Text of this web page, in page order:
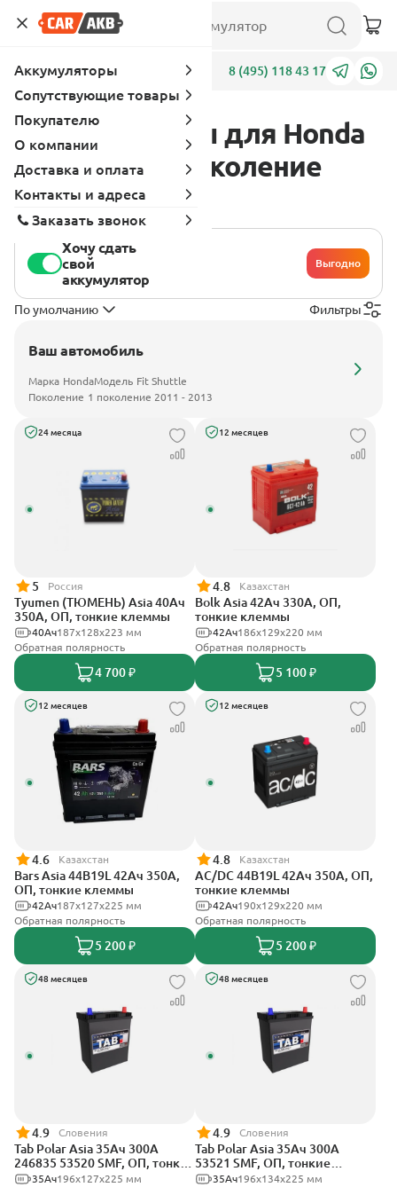
Адреса 8 (495) 118 43 17
Аккумуляторы для Honda
Fit Shuttle 1 поколение
2011 - 2013
Хочу сдать
свой
аккумулятор
Выгодно
По умолчанию Фильтры
Ваш автомобиль
Марка HondaМодель Fit Shuttle
Поколение 1 поколение 2011 - 2013
24 месяца
5 Россия
Tyumen (ТЮМЕНЬ) Asia 40Ач
350А, ОП, тонкие клеммы
187х128х223 мм
40Ач
Обратная полярность
4 700 ₽
12 месяцев
4.8 Казахстан
Bolk Asia 42Ач 330А, ОП,
тонкие клеммы
186х129х220 мм
42Ач
Обратная полярность
5 100 ₽
12 месяцев
4.6 Казахстан
Bars Asia 44B19L 42Ач 350А,
ОП, тонкие клеммы
187x127x225 мм
42Ач
Обратная полярность
5 200 ₽
12 месяцев
4.8 Казахстан
AC/DC 44B19L 42Ач 350А, ОП,
тонкие клеммы
190x129x220 мм
42Ач
Обратная полярность
5 200 ₽
48 месяцев
4.9 Словения
Tab Polar Asia 35Ач 300А
246835 53520 SMF, ОП, тонкие
клеммы196x127x225 мм
35Ач
48 месяцев
4.9 Словения
Tab Polar Asia 35Ач 300А
53521 SMF, ОП, тонкие
клеммы196x134x225 мм
35Ач
Аккумуляторы
Сопутствующие товары
Покупателю
О компании
Доставка и оплата
Контакты и адреса
Заказать звонок